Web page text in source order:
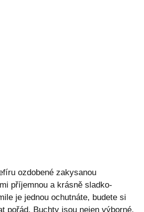
ozdobené zakysanou
příjemnou a krásně sladko-
je jednou ochutnáte, budete si
pořád. Buchty jsou nejen výborné,